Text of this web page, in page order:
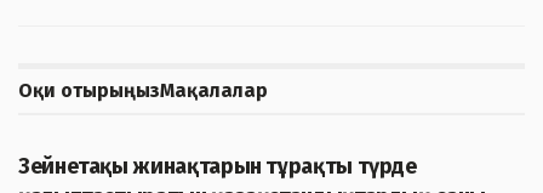
Оқи отырыңызМақалалар
Зейнетақы жинақтарын тұрақты түрде